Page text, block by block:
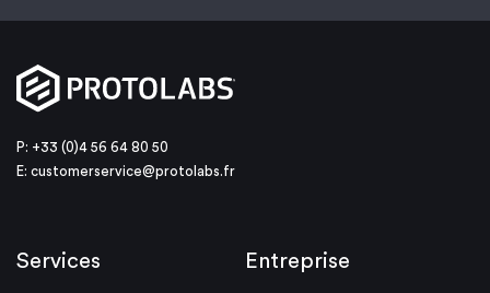
P: +33 (0)4 56 64 80 50
E: customerservice@protolabs.fr
Services Entreprise